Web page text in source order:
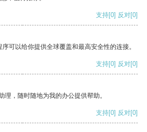
支持[0] 反对[0]
可以给你提供全球覆盖和最高安全性的连接。
支持[0] 反对[0]
理，随时随地为我的办公提供帮助。
支持[0] 反对[0]